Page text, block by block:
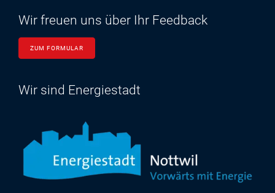
Wir freuen uns über Ihr Feedback
ZUM FORMULAR
Wir sind Energiestadt